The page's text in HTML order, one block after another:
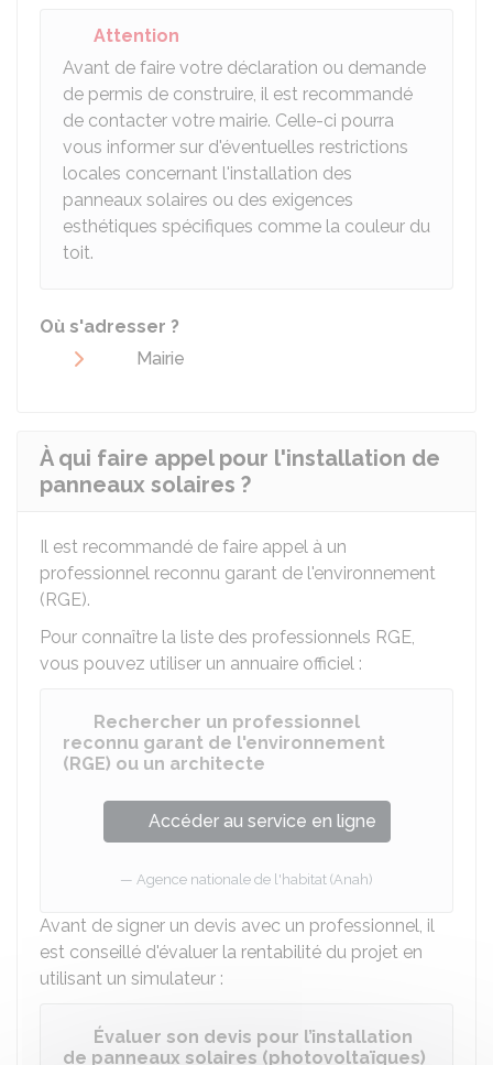
Attention
Avant de faire votre déclaration ou demande
de permis de construire, il est recommandé
de contacter votre mairie. Celle-ci pourra
vous informer sur d'éventuelles restrictions
locales concernant l'installation des
panneaux solaires ou des exigences
esthétiques spécifiques comme la couleur du
toit.
Où s'adresser ?
Mairie
À qui faire appel pour l'installation de
panneaux solaires ?
Il est recommandé de faire appel à un
professionnel reconnu garant de l'environnement
(RGE).
Pour connaître la liste des professionnels RGE,
vous pouvez utiliser un annuaire officiel :
Rechercher un professionnel
reconnu garant de l'environnement
(RGE) ou un architecte
Accéder au service en ligne
Agence nationale de l'habitat (Anah)
Avant de signer un devis avec un professionnel, il
est conseillé d'évaluer la rentabilité du projet en
utilisant un simulateur :
Évaluer son devis pour l’installation
de panneaux solaires (photovoltaïques)